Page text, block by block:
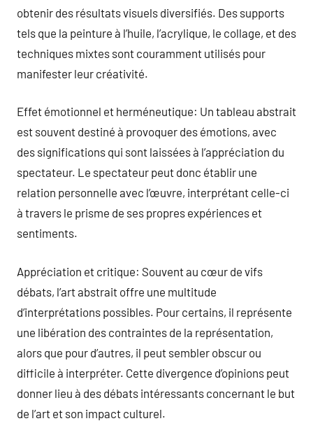
obtenir des résultats visuels diversifiés. Des supports
tels que la peinture à l’huile, l’acrylique, le collage, et des
techniques mixtes sont couramment utilisés pour
manifester leur créativité.
Effet émotionnel et herméneutique: Un tableau abstrait
est souvent destiné à provoquer des émotions, avec
des significations qui sont laissées à l’appréciation du
spectateur. Le spectateur peut donc établir une
relation personnelle avec l’œuvre, interprétant celle-ci
à travers le prisme de ses propres expériences et
sentiments.
Appréciation et critique: Souvent au cœur de vifs
débats, l’art abstrait offre une multitude
d’interprétations possibles. Pour certains, il représente
une libération des contraintes de la représentation,
alors que pour d’autres, il peut sembler obscur ou
difficile à interpréter. Cette divergence d’opinions peut
donner lieu à des débats intéressants concernant le but
de l’art et son impact culturel.